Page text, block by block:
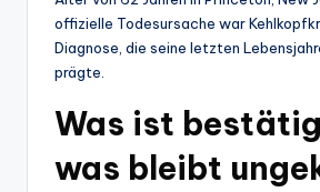
offizielle Todesursache war
Diagnose, die seine letzten
prägte.
Was ist
was bleibt